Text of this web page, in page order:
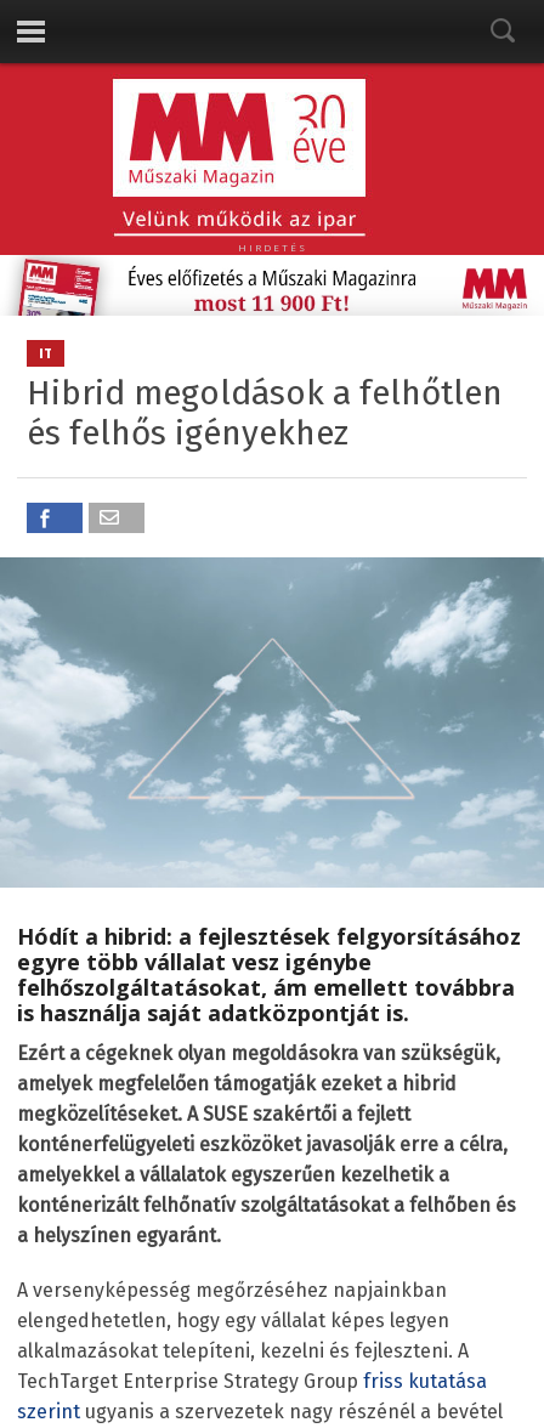
HIRDETÉS
IT
Hibrid megoldások a felhőtlen
és felhős igényekhez
Hódít a hibrid: a fejlesztések felgyorsításához
egyre több vállalat vesz igénybe
felhőszolgáltatásokat, ám emellett továbbra
is használja saját adatközpontját is.
Ezért a cégeknek olyan megoldásokra van szükségük,
amelyek megfelelően támogatják ezeket a hibrid
megközelítéseket. A SUSE szakértői a fejlett
konténerfelügyeleti eszközöket javasolják erre a célra,
amelyekkel a vállalatok egyszerűen kezelhetik a
konténerizált felhőnatív szolgáltatásokat a felhőben és
a helyszínen egyaránt.
A versenyképesség megőrzéséhez napjainkban
elengedhetetlen, hogy egy vállalat képes legyen
alkalmazásokat telepíteni, kezelni és fejleszteni. A
TechTarget Enterprise Strategy Group friss kutatása
szerint ugyanis a szervezetek nagy részénél a bevétel